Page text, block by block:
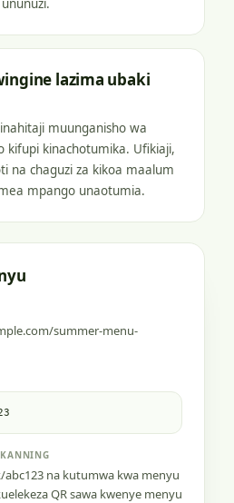
lazima ubaki
muunganisho wa
kifupi kinachotumika. Ufikiaji,
na chaguzi za kikoa maalum
mpango unaotumia.
summer-menu-
na kutumwa kwa menyu
QR sawa kwenye menyu